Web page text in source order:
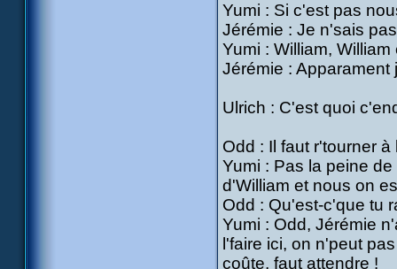
Yumi : Si c'est pas
Jérémie : Je n'sais
Yumi : William,
Jérémie :
Ulrich : C'est quoi
Odd : Il faut r'tourner
Yumi : Pas la peine
d'William et nous on
Odd : Qu'est-c'que tu
Yumi : Odd, Jérémie
l'faire ici, on n'peut
coûte, faut attendre !